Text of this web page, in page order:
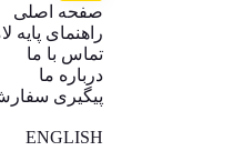
صفحه اصلی
راهنمای پایه
تماس با ما
درباره ما
پیگیری
ENGLISH